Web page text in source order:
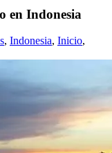
en Indonesia
, Indonesia, Inicio,